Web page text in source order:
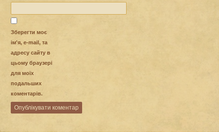
Зберегти моє
ім'я, e-mail, та
адресу сайту в
цьому браузері
для моїх
подальших
коментарів.